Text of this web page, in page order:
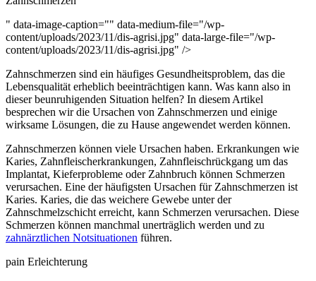
" data-image-caption="" data-medium-file="/wp-
content/uploads/2023/11/dis-agrisi.jpg" data-large-file="/wp-
content/uploads/2023/11/dis-agrisi.jpg" />
Zahnschmerzen sind ein häufiges Gesundheitsproblem, das die
Lebensqualität erheblich beeinträchtigen kann. Was kann also in
dieser beunruhigenden Situation helfen? In diesem Artikel
besprechen wir die Ursachen von Zahnschmerzen und einige
wirksame Lösungen, die zu Hause angewendet werden können.
Zahnschmerzen können viele Ursachen haben. Erkrankungen wie
Karies, Zahnfleischerkrankungen, Zahnfleischrückgang um das
Implantat, Kieferprobleme oder Zahnbruch können Schmerzen
verursachen. Eine der häufigsten Ursachen für Zahnschmerzen ist
Karies. Karies, die das weichere Gewebe unter der
Zahnschmelzschicht erreicht, kann Schmerzen verursachen. Diese
Schmerzen können manchmal unerträglich werden und zu
zahnärztlichen Notsituationen führen.
pain Erleichterung